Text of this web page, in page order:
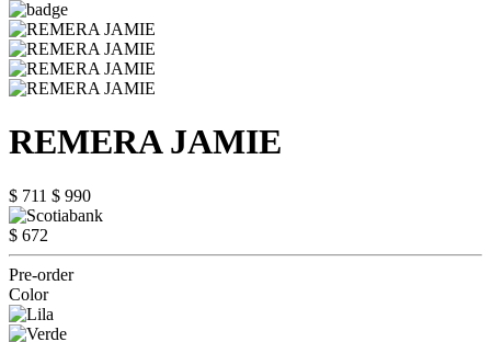
REMERA JAMIE
$ 711 $ 990
$ 672
Pre-order
Color